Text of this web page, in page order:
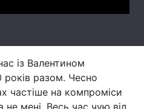
із Валентином
разом. Чесно
частіше на компроміси
мені. Весь час чую від